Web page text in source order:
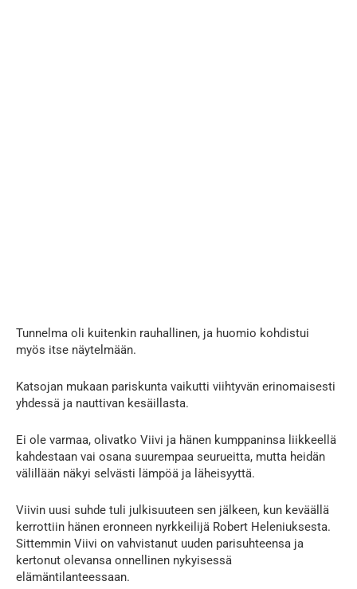
Tunnelma oli kuitenkin rauhallinen, ja huomio kohdistui
myös itse näytelmään.
Katsojan mukaan pariskunta vaikutti viihtyvän erinomaisesti
yhdessä ja nauttivan kesäillasta.
Ei ole varmaa, olivatko Viivi ja hänen kumppaninsa liikkeellä
kahdestaan vai osana suurempaa seurueitta, mutta heidän
välillään näkyi selvästi lämpöä ja läheisyyttä.
Viivin uusi suhde tuli julkisuuteen sen jälkeen, kun keväällä
kerrottiin hänen eronneen nyrkkeilijä Robert Heleniuksesta.
Sittemmin Viivi on vahvistanut uuden parisuhteensa ja
kertonut olevansa onnellinen nykyisessä
elämäntilanteessaan.